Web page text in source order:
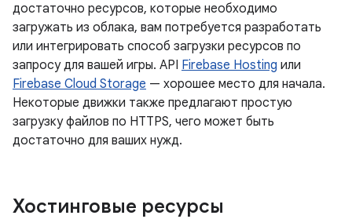
достаточно ресурсов, которые необходимо
загружать из облака, вам потребуется разработать
или интегрировать способ загрузки ресурсов по
запросу для вашей игры. API Firebase Hosting или
Firebase Cloud Storage — хорошее место для начала.
Некоторые движки также предлагают простую
загрузку файлов по HTTPS, чего может быть
достаточно для ваших нужд.
Хостинговые ресурсы